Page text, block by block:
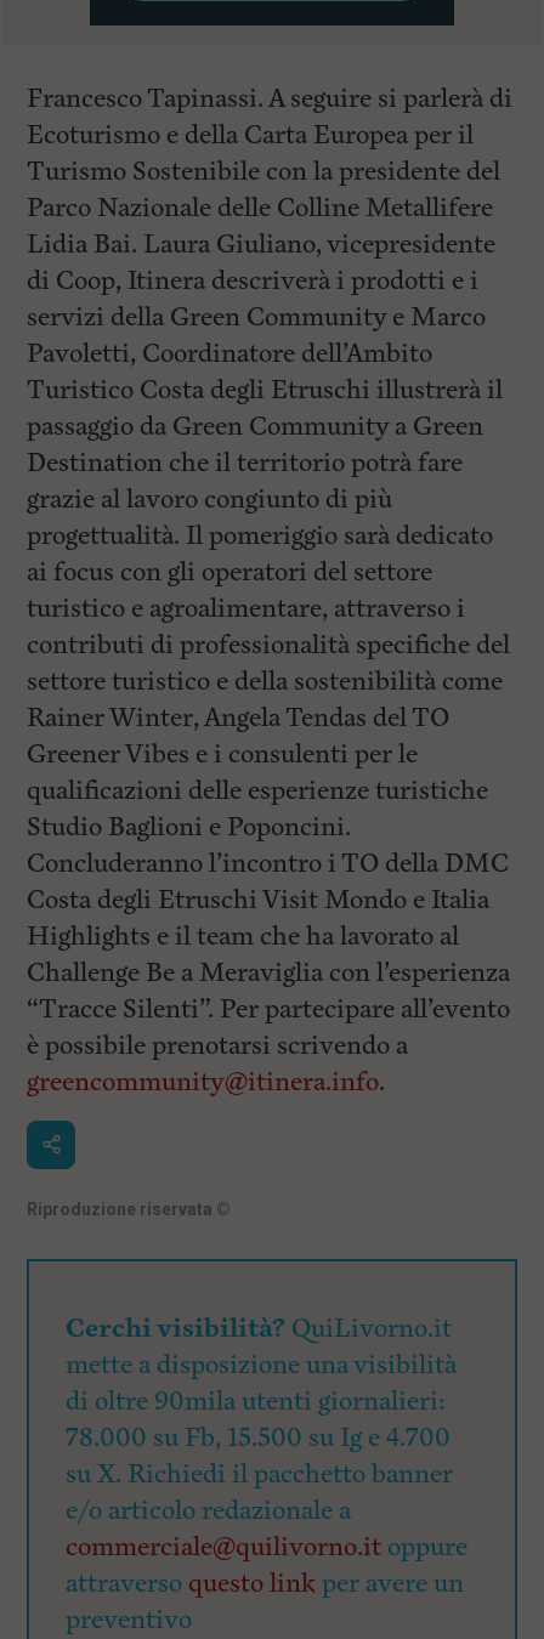
Francesco Tapinassi. A seguire si parlerà di
Ecoturismo e della Carta Europea per il
Turismo Sostenibile con la presidente del
Parco Nazionale delle Colline Metallifere
Lidia Bai. Laura Giuliano, vicepresidente
di Coop, Itinera descriverà i prodotti e i
servizi della Green Community e Marco
Pavoletti, Coordinatore dell’Ambito
Turistico Costa degli Etruschi illustrerà il
passaggio da Green Community a Green
Destination che il territorio potrà fare
grazie al lavoro congiunto di più
progettualità. Il pomeriggio sarà dedicato
ai focus con gli operatori del settore
turistico e agroalimentare, attraverso i
contributi di professionalità specifiche del
settore turistico e della sostenibilità come
Rainer Winter, Angela Tendas del TO
Greener Vibes e i consulenti per le
qualificazioni delle esperienze turistiche
Studio Baglioni e Poponcini.
Concluderanno l’incontro i TO della DMC
Costa degli Etruschi Visit Mondo e Italia
Highlights e il team che ha lavorato al
Challenge Be a Meraviglia con l’esperienza
“Tracce Silenti”. Per partecipare all’evento
è possibile prenotarsi scrivendo a
greencommunity@itinera.info.
Riproduzione riservata ©
Cerchi visibilità? QuiLivorno.it
mette a disposizione una visibilità
di oltre 90mila utenti giornalieri:
78.000 su Fb, 15.500 su Ig e 4.700
su X. Richiedi il pacchetto banner
e/o articolo redazionale a
commerciale@quilivorno.it oppure
attraverso questo linkper avere un
preventivo